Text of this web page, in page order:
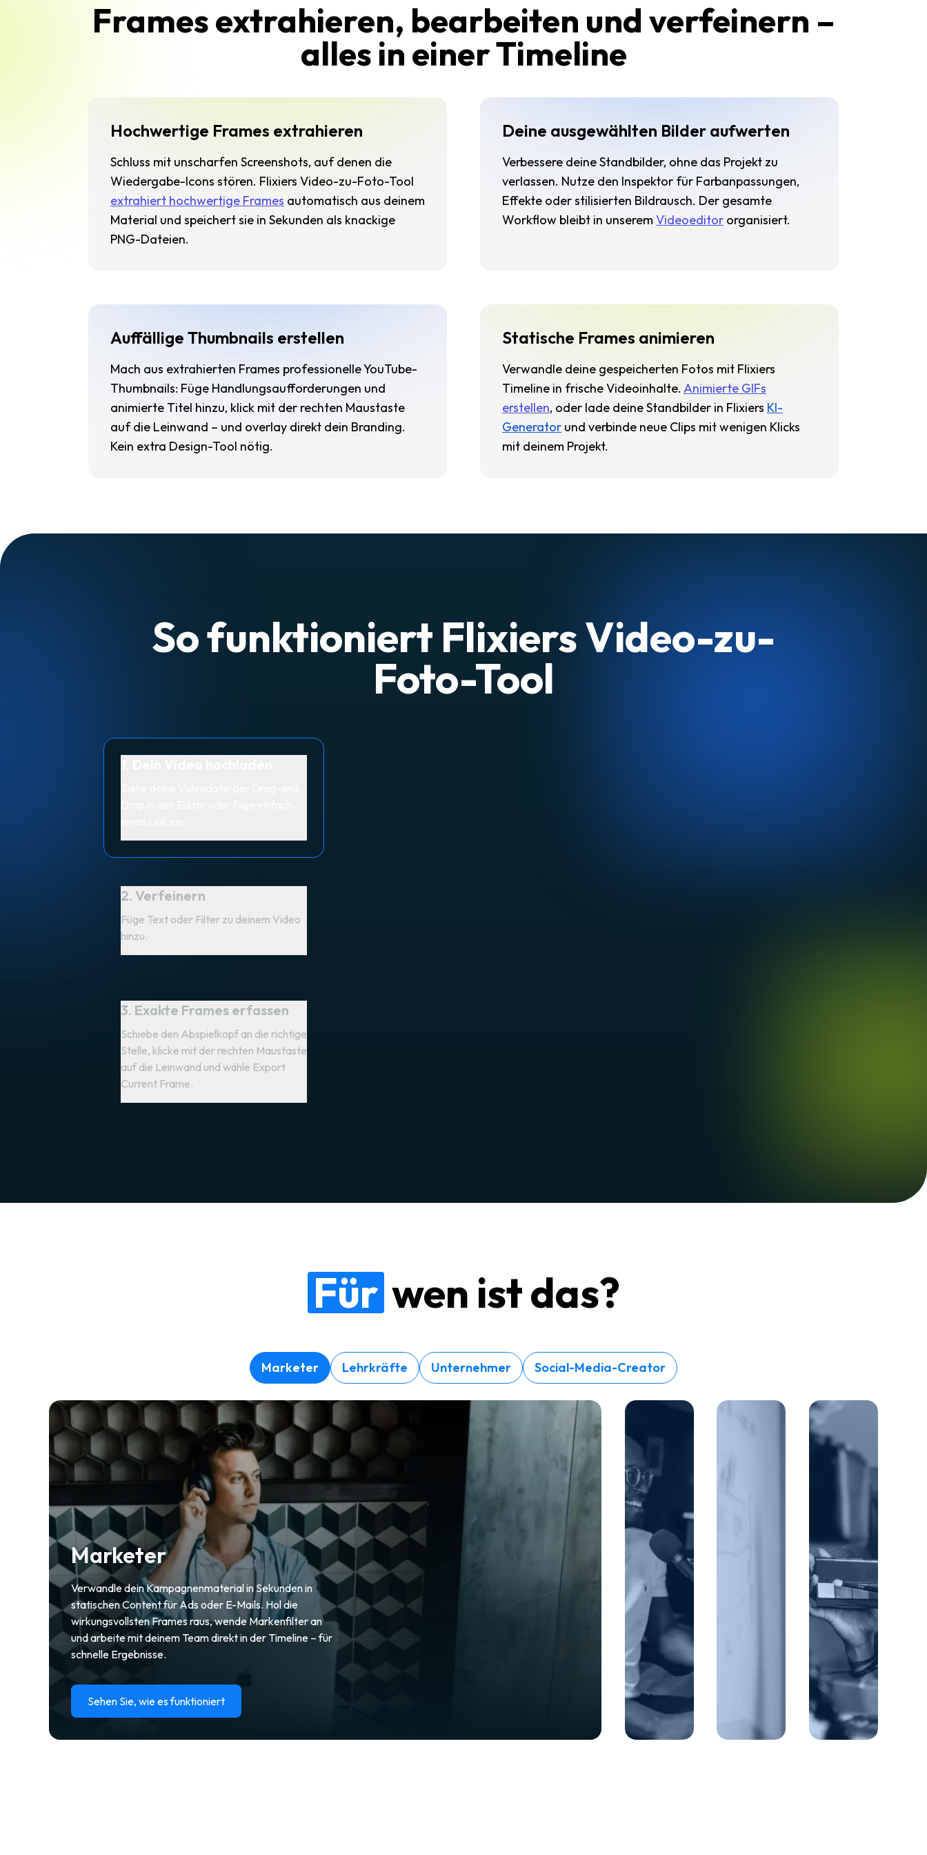
Frames extrahieren, bearbeiten und verfeinern –
alles in einer Timeline
Hochwertige Frames extrahieren
Schluss mit unscharfen Screenshots, auf denen die
Wiedergabe-Icons stören. Flixiers Video-zu-Foto-Tool
extrahiert hochwertige Frames automatisch aus deinem
Material und speichert sie in Sekunden als knackige
PNG-Dateien.
Deine ausgewählten Bilder aufwerten
Verbessere deine Standbilder, ohne das Projekt zu
verlassen. Nutze den Inspektor für Farbanpassungen,
Effekte oder stilisierten Bildrausch. Der gesamte
Workflow bleibt in unserem Videoeditor organisiert.
Auffällige Thumbnails erstellen
Mach aus extrahierten Frames professionelle YouTube-
Thumbnails: Füge Handlungsaufforderungen und
animierte Titel hinzu, klick mit der rechten Maustaste
auf die Leinwand – und overlay direkt dein Branding.
Kein extra Design-Tool nötig.
Statische Frames animieren
Verwandle deine gespeicherten Fotos mit Flixiers
Timeline in frische Videoinhalte. Animierte GIFs
erstellen, oder lade deine Standbilder in Flixiers KI-
Generator und verbinde neue Clips mit wenigen Klicks
mit deinem Projekt.
So funktioniert Flixiers Video-zu-
Foto-Tool
2. Verfeinern
Füge Text oder Filter zu deinem Video
hinzu.
3. Exakte Frames erfassen
Schiebe den Abspielkopf an die richtige
Stelle, klicke mit der rechten Maustaste
auf die Leinwand und wähle Export
Current Frame.
Für wen ist das?
Marketer Lehrkräfte Unternehmer Social-Media-Creator
Marketer
Verwandle dein Kampagnenmaterial in Sekunden in
statischen Content für Ads oder E-Mails. Hol die
wirkungsvollsten Frames raus, wende Markenfilter an
und arbeite mit deinem Team direkt in der Timeline – für
schnelle Ergebnisse.
Sehen Sie, wie es funktioniert